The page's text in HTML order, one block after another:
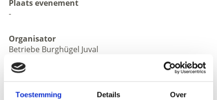
Toestemming Details Over
Plaats evenement
-
Organisator
Betriebe Burghügel Juval
Juval 39020
zurück zu den Top Events